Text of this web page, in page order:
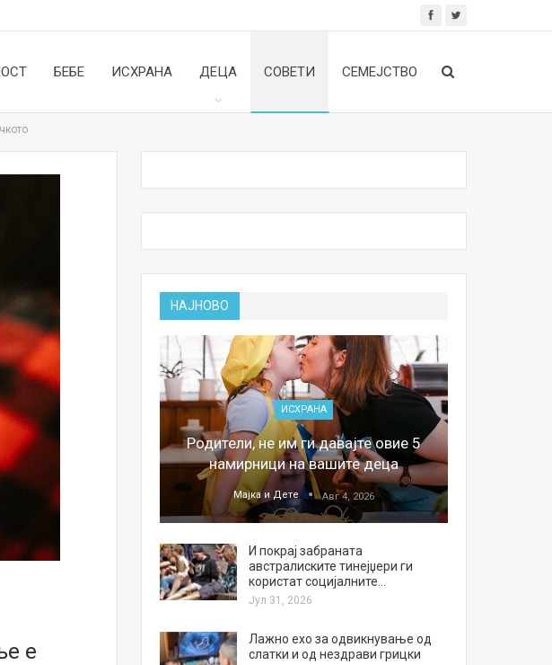
БЕБЕ ИСХРАНА ДЕЦА СОВЕТИ СЕМЕЈСТВО
е
НАЈНОВО
офлајн до
воведе
за…
крвта би можел да го
Чудо што се
ИСХРАНА
Родители, не им ги давајте овие 5
намирници на вашите деца
Мајка и Дете Авг 4, 2026
И покрај забраната
австралиските тинејџери ги
користат социјалните…
Јул 31, 2026
Лажно ехо за одвикнување од
слатки и од нездрави грицки